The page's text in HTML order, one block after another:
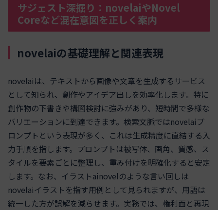
サジェスト深掘り：novelaiやNovel
Coreなど混在意図を正しく案内
novelaiの基礎理解と関連表現
novelaiは、テキストから画像や文章を生成するサービス
として知られ、創作やアイデア出しを効率化します。特に
創作物の下書きや構図検討に強みがあり、短時間で多様な
バリエーションに到達できます。検索文脈ではnovelaiプ
ロンプトという表現が多く、これは生成精度に直結する入
力手順を指します。プロンプトは被写体、画角、質感、ス
タイルを要素ごとに整理し、重み付けを明確化すると安定
します。なお、イラストainovelのような言い回しは
novelaiイラストを指す用例として見られますが、用語は
統一した方が誤解を減らせます。実務では、権利面と再現